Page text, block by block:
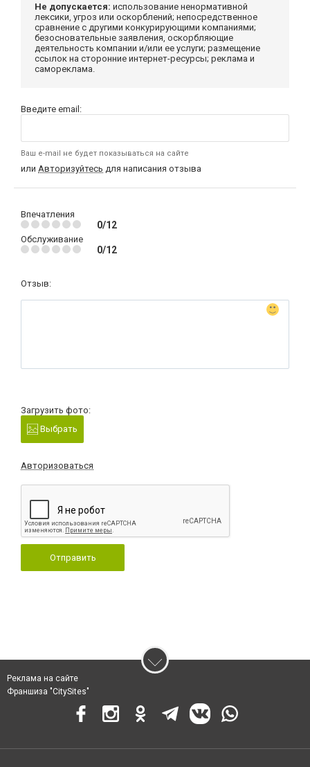
Не допускается: использование ненормативной
лексики, угроз или оскорблений; непосредственное
сравнение с другими конкурирующими компаниями;
безосновательные заявления, оскорбляющие
деятельность компании и/или ее услуги; размещение
ссылок на сторонние интернет-ресурсы; реклама и
самореклама.
Введите email:
Ваш e-mail не будет показываться на сайте
или Авторизуйтесь для написания отзыва
Впечатления
0/12
Обслуживание
0/12
Отзыв:
Загрузить фото:
Выбрать
Авторизоваться
Отправить
Реклама на сайте
Франшиза "CitySites"